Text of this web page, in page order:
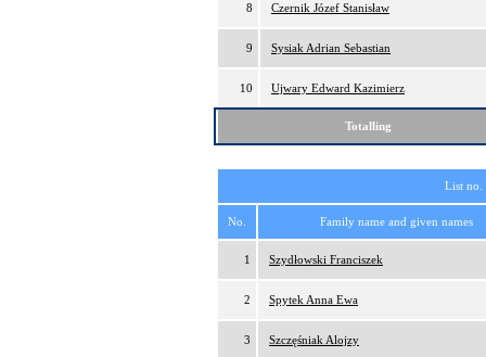
8 Czernik Józef Stanisław
9 Sysiak Adrian Sebastian
10 Ujwary Edward Kazimierz
Totalling
List
No. Family name and given names
1 Szydłowski Franciszek
2 Spytek Anna Ewa
3 Szczęśniak Alojzy